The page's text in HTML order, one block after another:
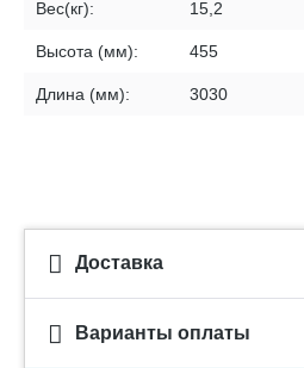
Вес(кг): 15,2
Высота (мм): 455
Длина (мм): 3030
Доставка
Варианты оплаты